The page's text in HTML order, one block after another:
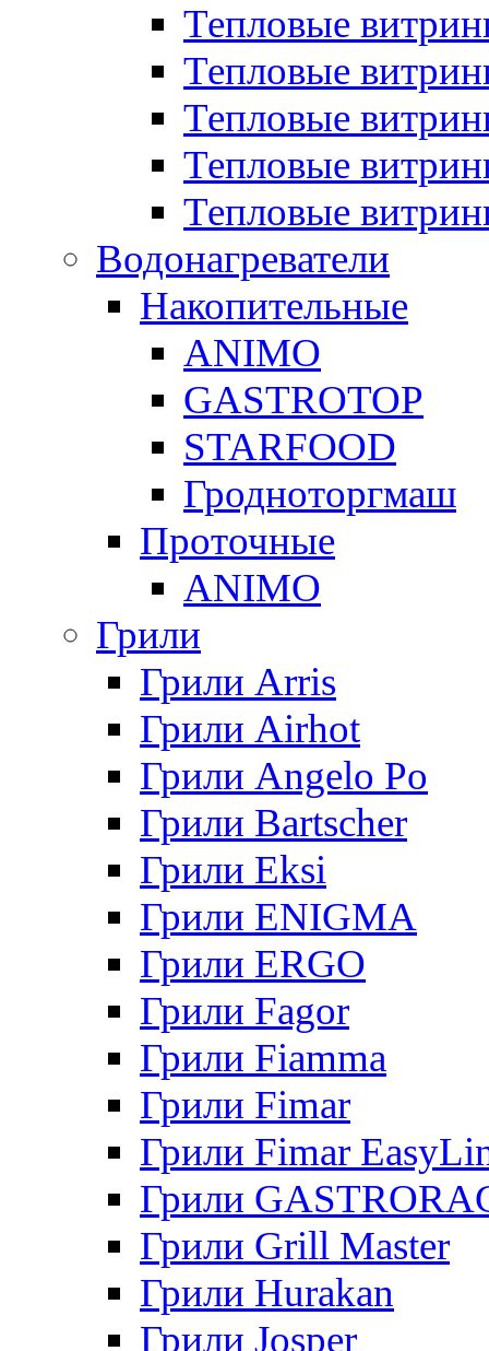
Тепловые
Тепловые
Тепловые
Тепловые
Тепловые
Водонагреватели
Накопительные
ANIMO
GASTROTOP
STARFOOD
Гродноторгмаш
Проточные
ANIMO
Грили
Грили Arris
Грили Airhot
Грили Angelo Po
Грили Bartscher
Грили Eksi
Грили ENIGMA
Грили ERGO
Грили Fagor
Грили Fiamma
Грили Fimar
Грили Fimar
Грили
Грили Grill Master
Грили Hurakan
Грили Josper